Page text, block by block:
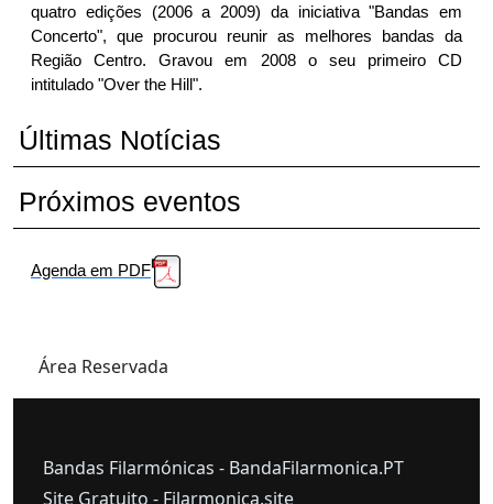
quatro edições (2006 a 2009) da iniciativa "Bandas em
Concerto", que procurou reunir as melhores bandas da
Região Centro. Gravou em 2008 o seu primeiro CD
intitulado "Over the Hill".
Últimas Notícias
Próximos eventos
Agenda em PDF
Área Reservada
Bandas Filarmónicas - BandaFilarmonica.PT
Site Gratuito - Filarmonica.site